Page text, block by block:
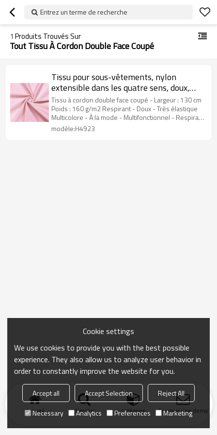
Entrez un terme de recherche
1 Produits Trouvés Sur
Tout Tissu À Cordon Double Face Coupé
Tissu pour sous-vêtements, nylon
extensible dans les quatre sens, doux,
adapté aux sous-vêtements, maillots de
bain, vêtements de sport, multicolore en
stock.
Tissu à cordon double face coupé - Largeur : 130 cm
Poids : 160 g/m2 Respirant - Doux - Très élastique
Multicolore - À la mode - Multifonctionnel - Respirant
- Doux - Très élastique.
modèle:H4923
Accueil chercher catégorie Envoyer une
Cookie settings
We use cookies to provide you with the best possible
experience. They also allow us to analyze user behavior in
order to constantly improve the website for you.
Accept all Accept Selection
Reject All
Necessary
Analytics Preferences Marketing